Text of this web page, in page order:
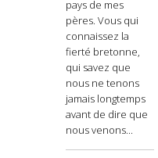
pays de mes
pères. Vous qui
connaissez la
fierté bretonne,
qui savez que
nous ne tenons
jamais longtemps
avant de dire que
nous venons...